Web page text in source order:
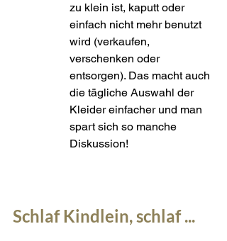
zu klein ist, kaputt oder
einfach nicht mehr benutzt
wird (verkaufen,
verschenken oder
entsorgen). Das macht auch
die tägliche Auswahl der
Kleider einfacher und man
spart sich so manche
Diskussion!
Schlaf Kindlein, schlaf ...